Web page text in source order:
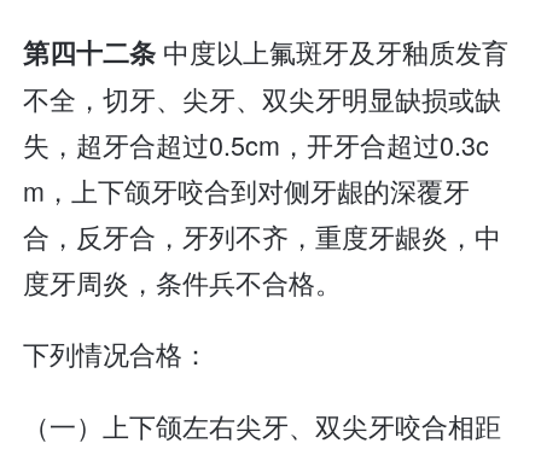
第四十二条 中度以上氟斑牙及牙釉质发育
不全，切牙、尖牙、双尖牙明显缺损或缺
失，超牙合超过0.5cm，开牙合超过0.3c
m，上下颌牙咬合到对侧牙龈的深覆牙
合，反牙合，牙列不齐，重度牙龈炎，中
度牙周炎，条件兵不合格。
下列情况合格：
（一）上下颌左右尖牙、双尖牙咬合相距